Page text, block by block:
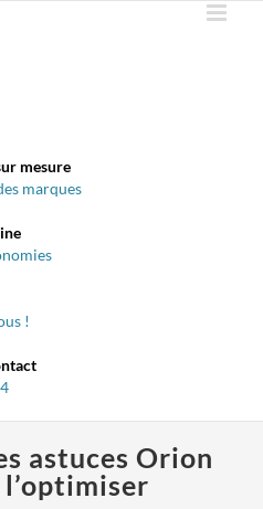
mesure
marques
!
astuces Orion